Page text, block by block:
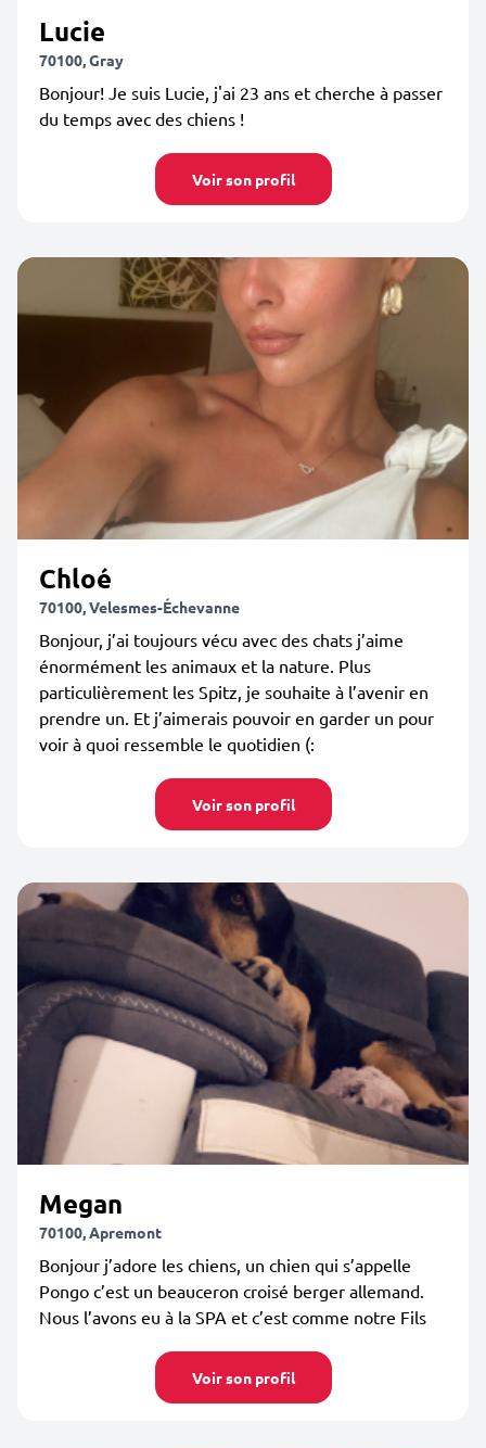
Lucie
70100, Gray
Bonjour! Je suis Lucie, j'ai 23 ans et cherche à passer
du temps avec des chiens !
Voir son profil
Chloé
70100, Velesmes-Échevanne
Bonjour, j’ai toujours vécu avec des chats j’aime
énormément les animaux et la nature. Plus
particulièrement les Spitz, je souhaite à l’avenir en
prendre un. Et j’aimerais pouvoir en garder un pour
voir à quoi ressemble le quotidien (:
Voir son profil
Megan
70100, Apremont
Bonjour j’adore les chiens, un chien qui s’appelle
Pongo c’est un beauceron croisé berger allemand.
Nous l’avons eu à la SPA et c’est comme notre Fils
Voir son profil